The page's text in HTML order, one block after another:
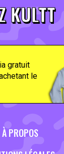
KULTT
gratuit
le
À PROPOS